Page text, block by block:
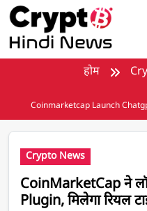
मुख्य सामग्री पर जाएँ
होम
Coinmarketcap Launch
Crypto News
CoinMarketCap ने
Plugin, मिलेगा रियल